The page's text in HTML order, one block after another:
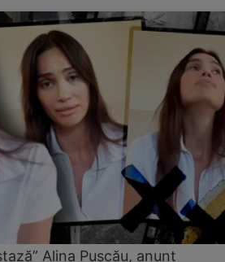
Alina Pușcău, anunț